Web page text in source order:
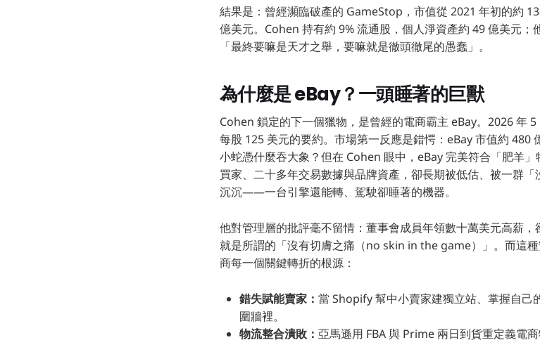
結果是：曾經瀕臨破產的 GameStop，市值從 2021 年初的約
億美元。Cohen 持有約 9% 流通股，個人淨資產約 49 億美元；
「最終要嘛是天才之舉，要嘛就是徹頭徹尾的愚蠢」。
為什麼是 eBay？一頭睡著的巨獸
Cohen 鎖定的下一個獵物，是曾經的電商霸主 eBay。2026 年 5
每股 125 美元的要約。市場第一反應是錯愕：eBay 市值約 480
小蛇憑什麼吞大象？但在 Cohen 眼中，eBay 完美符合「肥羊
買家、二十多年交易數據與品牌資產，卻長期被低估、被一群
沉沉——一台引擎還能轉、駕駛卻睡著的機器。
他對管理層的批評毫不留情：董事會成員年領數十萬美元高薪
就是所謂的「沒有切膚之痛（no skin in the game）」。而這
商每一個關鍵轉折的根源：
錯失賦能賣家： 當 Shopify 幫中小賣家建獨立站、掌握自己
圍牆裡。
物流整合潰敗： 亞馬遜用 FBA 與 Prime 兩日到貨重定義電